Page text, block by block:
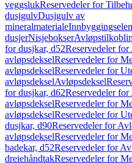
veggslukReservedeler for
dusjgulvDusjgulv av
mineralmateriale
dusjerNisjebokser
for dusjkar, d52Reservedeler
avløpsdekselReservedeler for
avløpsdekselReservedeler for
avløpsdekselAvløpsdeksel
for dusjkar, d62Reservedeler
avløpsdekselReservedeler for
avløpsdekselReservedeler for
dusjkar, d90Reservedeler for
avløpsdekselReservedeler for
badekar, d52Reservedeler for
dreiehåndtakReservedeler for